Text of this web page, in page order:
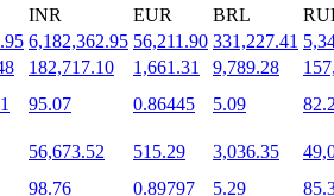
заработка популярных токенов
INR EUR BRL
6,182,362.95 56,211.90 331,227.41
182,717.10 1,661.31 9,789.28
95.07 0.86445 5.09
56,673.52 515.29 3,036.35
98.76 0.89797 5.29